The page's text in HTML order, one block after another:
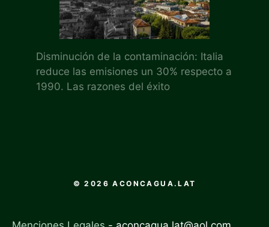
Disminución de la contaminación: Italia
reduce las emisiones un 30% respecto a
1990. Las razones del éxito
© 2026 ACONCAGUA.LAT